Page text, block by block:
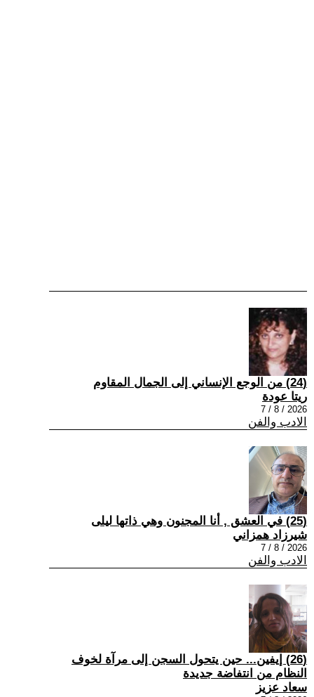
(24) من الوجع الإنساني إلى الجمال المقاوم
ريتا عودة
2026 / 8 / 7
الادب والفن
(25) في العشق , أنا المجنون وهي ذاتها ليلى
شيرزاد همزاني
2026 / 8 / 7
الادب والفن
(26) إيفين... حين يتحول السجن إلى مرآة لخوف
النظام من انتفاضة جديدة
سعاد عزيز